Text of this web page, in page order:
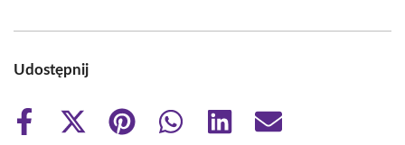
Udostępnij
Share
Share
Share
Share
Share
Share